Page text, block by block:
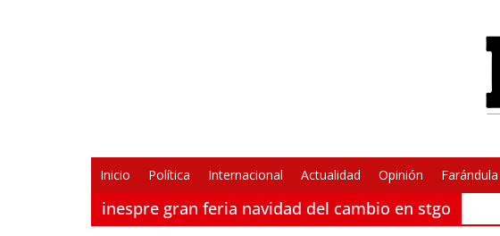
Inicio Política Internacional Actualidad Opinión
inespre gran feria navidad del cambio en stgo